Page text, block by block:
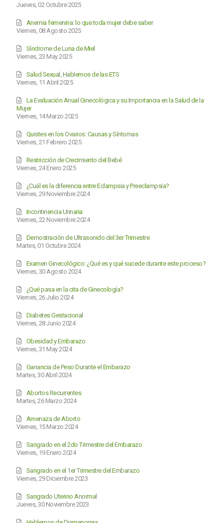
Jueves, 02 Octubre 2025
Viernes, 08 Agosto 2025
Anemia femenina: lo que toda mujer debe saber
Viernes, 23 May 2025
Síndrome de Luna de Miel
Viernes, 11 Abril 2025
Salud Sexual, Hablemos de las ETS
Viernes, 14 Marzo 2025
La Evaluación Anual Ginecológica y su Importancia en la Salud de la
Mujer
Viernes, 21 Febrero 2025
Quistes en los Ovarios: Causas y Síntomas
Viernes, 24 Enero 2025
Restricción de Crecimiento del Bebé
Viernes, 29 Noviembre 2024
¿Cuál es la diferencia entre Eclampsia y Preeclampsia?
Viernes, 22 Noviembre 2024
Incontinencia Urinaria
Martes, 01 Octubre 2024
Demostración de Ultrasonido del 3er Trimestre
Viernes, 30 Agosto 2024
Examen Ginecológico: ¿Qué es y qué sucede durante este proceso?
Viernes, 26 Julio 2024
¿Qué pasa en la cita de Ginecología?
Viernes, 28 Junio 2024
Diabetes Gestacional
Viernes, 31 May 2024
Obesidad y Embarazo
Martes, 30 Abril 2024
Ganancia de Peso Durante el Embarazo
Martes, 26 Marzo 2024
Abortos Recurrentes
Viernes, 15 Marzo 2024
Amenaza de Aborto
Viernes, 19 Enero 2024
Sangrado en el 2do Trimestre del Embarazo
Viernes, 29 Diciembre 2023
Sangrado en el 1er Trimestre del Embarazo
Jueves, 30 Noviembre 2023
Sangrado Uterino Anormal